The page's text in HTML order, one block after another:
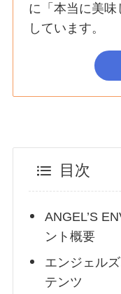
に「本当に美
しています。
目次
ANGEL’S
ント概要
エンジェル
テンツ